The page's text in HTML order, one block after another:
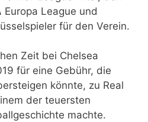
Europa League und
für den Verein.
Zeit bei Chelsea
für eine Gebühr, die
könnte, zu Real
der teuersten
machte.